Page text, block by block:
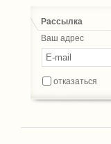
Рассылка
Ваш адрес
отказаться